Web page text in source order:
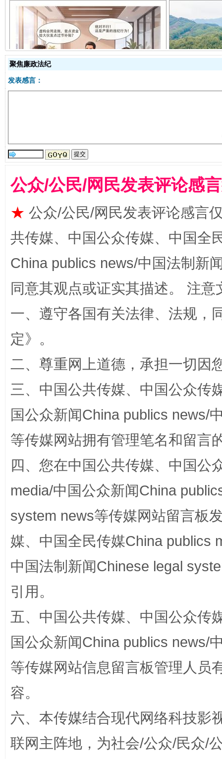
揭开“小金库”的免责幌子
阿坝州三大球赛在茂县开幕 规模
扯下公款旅游的“隐身衣” 如何以
聚焦廉政法纪
发表感言：
公众/公民/网民发表评论感
★ 公众/公民/网民发表评论感言
共传媒、中国公众传媒、中国全
China publics news/中国法制新
同意其观点或证实其描述。 注
一、遵守各国有关法律、法规，
定》。
二、尊重网上道德，承担一切因
三、中国公共传媒、中国公众传
国公众新闻China publics news/
等传媒网站拥有管理笔名和留言
四、您在中国公共传媒、中国公
media/中国公众新闻China
system news等传媒网站留言板
媒、中国全民传媒China publics
中国法制新闻Chinese legal
引用。
五、中国公共传媒、中国公众传
国公众新闻China publics news/
等传媒网站信息留言板管理人员
容。
六、本传媒结合现代网络科技影
联网主阵地，为社会/公众/民众/